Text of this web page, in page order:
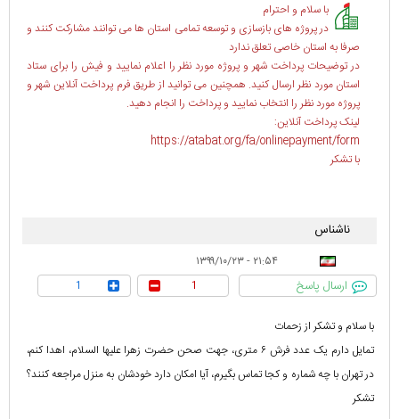
با سلام و احترام
در پروژه های بازسازی و توسعه تمامی استان ها می توانند مشارکت کنند و
صرفا به استان خاصی تعلق ندارد
در توضیحات پرداخت شهر و پروژه مورد نظر را اعلام نمایید و فیش را برای ستاد
استان مورد نظر ارسال کنید. همچنین می توانید از طریق فرم پرداخت آنلاین شهر و
پروژه مورد نظر را انتخاب نمایید و پرداخت را انجام دهید.
لینک پرداخت آنلاین:
https://atabat.org/fa/onlinepayment/form
با تشکر
ناشناس
۲۱:۵۴ - ۱۳۹۹/۱۰/۲۳
ارسال پاسخ 1
1
با سلام و تشکر از زحمات
تمایل دارم یک عدد فرش ۶ متری، جهت صحن حضرت زهرا علیها السلام، اهدا کنم،
در تهران با چه شماره و کجا تماس بگیرم، آیا امکان دارد خودشان به منزل مراجعه کنند؟
تشکر